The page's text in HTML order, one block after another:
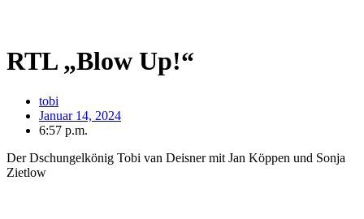
RTL „Blow Up!“
tobi
Januar 14, 2024
6:57 p.m.
Der Dschungelkönig Tobi van Deisner mit Jan Köppen und Sonja
Zietlow